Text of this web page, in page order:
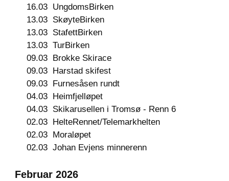
16.03 UngdomsBirken
13.03 SkøyteBirken
13.03 StafettBirken
13.03 TurBirken
09.03
Brokke Skirace
09.03
Harstad skifest
09.03
Furnesåsen rundt
04.03
Heimfjelløpet
04.03 Skikarusellen i Tromsø - Renn 6
02.03
HelteRennet/Telemarkhelten
02.03
Moraløpet
02.03 Johan Evjens minnerenn
Februar 2026